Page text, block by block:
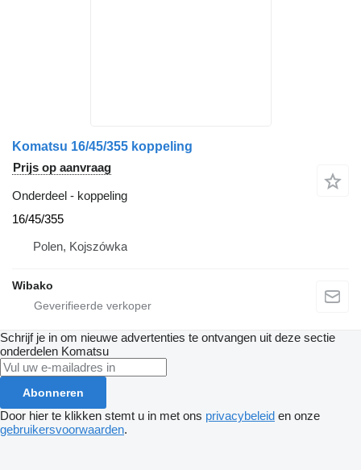
Komatsu 16/45/355 koppeling
Prijs op aanvraag
Onderdeel - koppeling
16/45/355
Polen, Kojszówka
Wibako
Schrijf je in om nieuwe advertenties te ontvangen uit deze sectie
onderdelen Komatsu
Abonneren
Door hier te klikken stemt u in met ons privacybeleid en onze
gebruikersvoorwaarden.